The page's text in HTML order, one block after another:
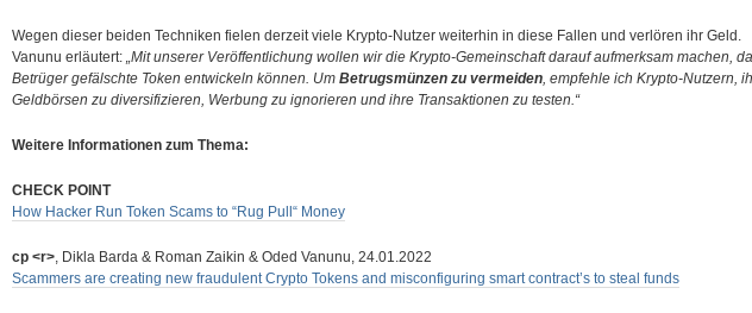
Wegen dieser beiden Techniken fielen derzeit viele Krypto-Nutzer weiterhin in diese Fallen und verlören ihr Geld.
Vanunu erläutert: „Mit unserer Veröffentlichung wollen wir die Krypto-Gemeinschaft darauf aufmerksam machen,
Betrüger gefälschte Token entwickeln können. Um Betrugsmünzen zu vermeiden, empfehle ich Krypto-Nutzern,
Geldbörsen zu diversifizieren, Werbung zu ignorieren und ihre Transaktionen zu testen.“
Weitere Informationen zum Thema:
CHECK POINT
How Hacker Run Token Scams to “Rug Pull“ Money
cp <r>, Dikla Barda & Roman Zaikin & Oded Vanunu, 24.01.2022
Scammers are creating new fraudulent Crypto Tokens and misconfiguring smart contract’s to steal funds